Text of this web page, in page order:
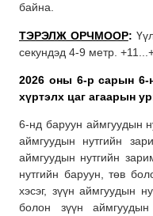
байна.
ТЭРЭЛЖ ОРЧМООР:
секундэд 4-9 метр.
2026 оны 6-р сарын 6-
хүртэлх цаг агаарын
6-нд баруун аймгуудын
аймгуудын нутгийн
аймгуудын нутгийн
нутгийн баруун, төв
хэсэг, зүүн аймгуудын
болон зүүн